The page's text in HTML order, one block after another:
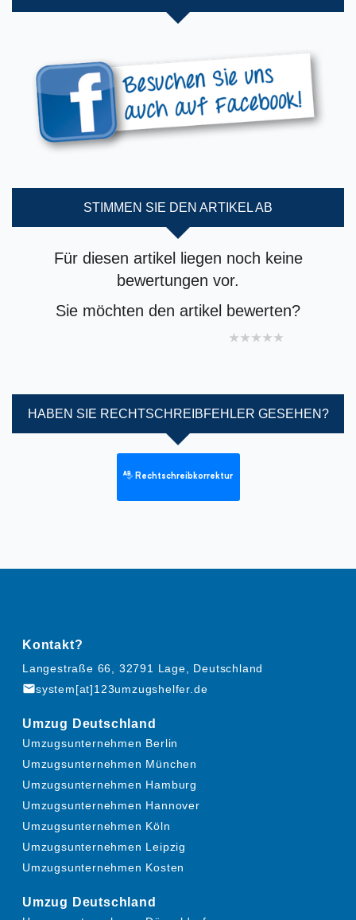
STIMMEN SIE DEN ARTIKEL AB
Für diesen artikel liegen noch keine
bewertungen vor.
Sie möchten den artikel bewerten?
4 stars
3 stars
2 stars
1 star
HABEN SIE RECHTSCHREIBFEHLER GESEHEN?
Rechtschreibkorrektur
Kontakt?
Langestraße 66, 32791 Lage, Deutschland
mailsystem[at]123umzugshelfer.de
Umzug Deutschland
Umzugsunternehmen Berlin
Umzugsunternehmen München
Umzugsunternehmen Hamburg
Umzugsunternehmen Hannover
Umzugsunternehmen Köln
Umzugsunternehmen Leipzig
Umzugsunternehmen Kosten
Umzug Deutschland